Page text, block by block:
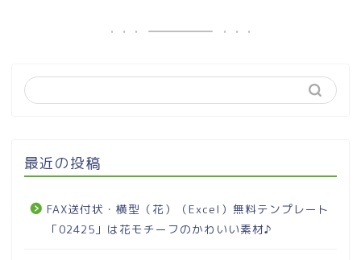
最近の投稿
FAX送付状・横型（花）（Excel）無料テンプレート
「02425」は花モチーフのかわいい素材♪